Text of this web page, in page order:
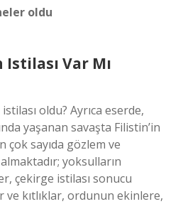
oldu
Istilası Var Mı
oldu? Ayrıca eserde,
yaşanan savaşta Filistin’in
çok sayıda gözlem ve
yoksulların
çekirge istilası sonucu
ve kıtlıklar, ordunun ekinlere,